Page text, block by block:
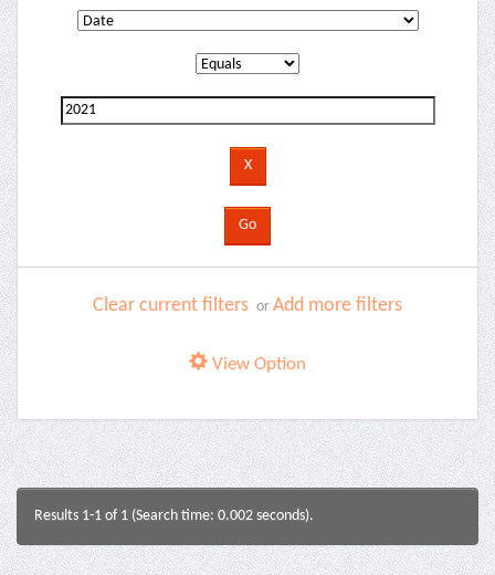
Clear current filters or Add more filters
View Option
Results 1-1 of 1 (Search time: 0.002 seconds).